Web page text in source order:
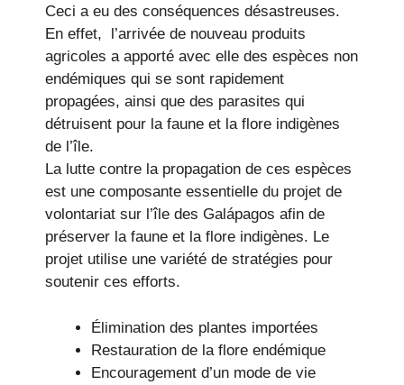
Ceci a eu des conséquences désastreuses.
En effet, l’arrivée de nouveau produits
agricoles a apporté avec elle des espèces non
endémiques qui se sont rapidement
propagées, ainsi que des parasites qui
détruisent pour la faune et la flore indigènes
de l’île.
La lutte contre la propagation de ces espèces
est une composante essentielle du projet de
volontariat sur l’île des Galápagos afin de
préserver la faune et la flore indigènes. Le
projet utilise une variété de stratégies pour
soutenir ces efforts.
Élimination des plantes importées
Restauration de la flore endémique
Encouragement d’un mode de vie